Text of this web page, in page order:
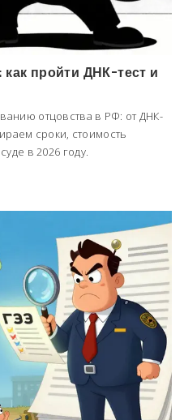
пройти ДНК-тест и
отцовства в РФ: от ДНК-
сроки, стоимость
в 2026 году.